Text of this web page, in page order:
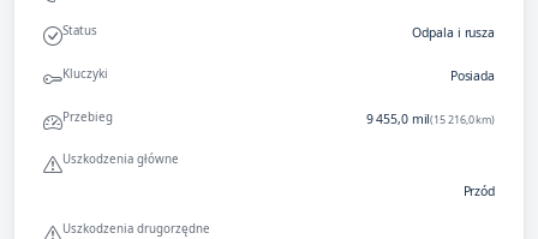
Status Odpala i rusza
Kluczyki Posiada
Przebieg 9 455,0 mil(15 216,0 km)
Uszkodzenia główne
Przód
Uszkodzenia drugorzędne